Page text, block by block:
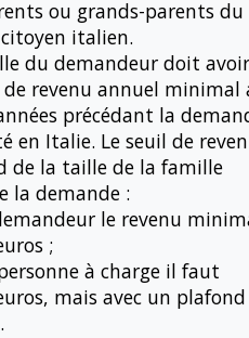
ou grands-parents du
italien.
du demandeur doit avoir
revenu annuel minimal
précédant la
en Italie. Le seuil de
de la taille de la famille
la demande :
le revenu
;
à charge il faut
mais avec un